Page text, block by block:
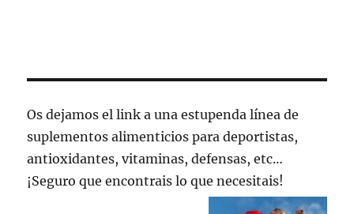
Os dejamos el link a una estupenda línea de
suplementos alimenticios para deportistas,
antioxidantes, vitaminas, defensas, etc…
¡Seguro que encontrais lo que necesitais!